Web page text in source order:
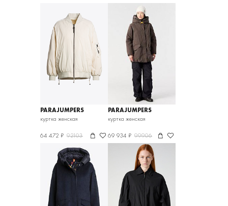
PARAJUMPERS
куртка женская
64 472 ₽ 92103
PARAJUMPERS
куртка женская
69 934 ₽ 99906